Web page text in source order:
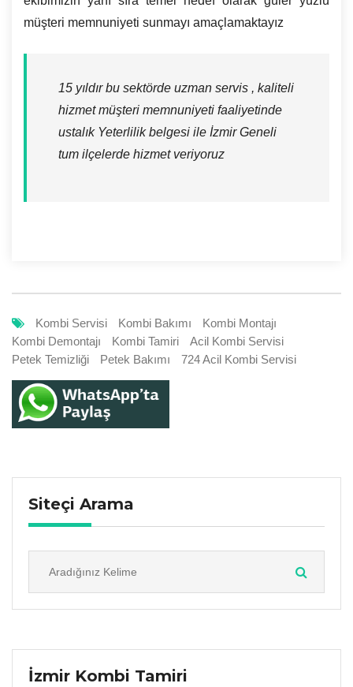
müşteri memnuniyeti sunmayı amaçlamaktayız
15 yıldır bu sektörde uzman servis , kaliteli
hizmet müşteri memnuniyeti faaliyetinde
ustalık Yeterlilik belgesi ile İzmir Geneli
tum ilçelerde hizmet veriyoruz
Kombi Servisi Kombi Bakımı
Kombi Montajı
Kombi Demontajı
Kombi Tamiri
Acil Kombi Servisi
Petek Temizliği
Petek Bakımı 724 Acil Kombi Servisi
Siteçi Arama
İzmir Kombi Tamiri